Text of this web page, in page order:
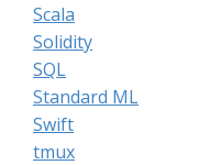
Scala
Solidity
SQL
Standard ML
Swift
tmux